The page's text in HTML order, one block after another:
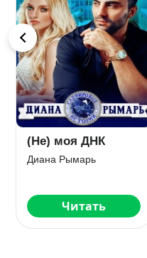
Любовь по залёту
Лина Филимонова
Читать